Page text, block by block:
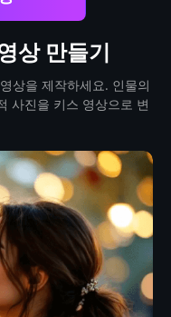
상 만들기
상을 제작하세요. 인물의
사진을 키스 영상으로 변